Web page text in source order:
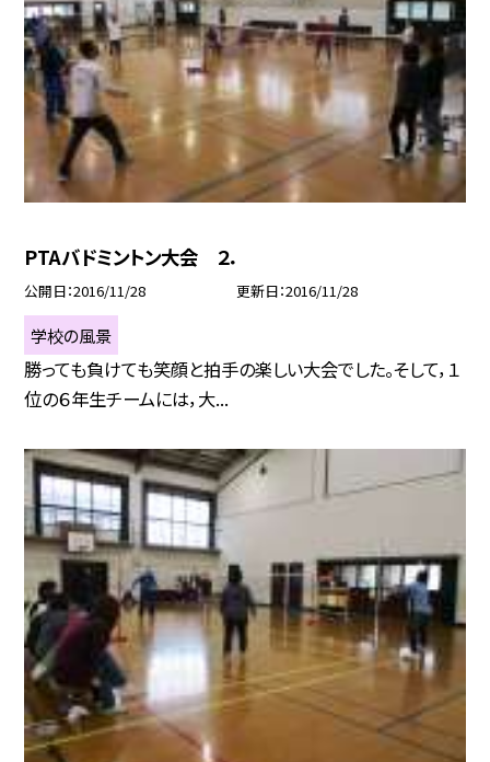
PTAバドミントン大会 ２．
公開日 2016/11/28 更新日 2016/11/28
学校の風景
勝っても負けても笑顔と拍手の楽しい大会でした。そして，１
位の６年生チームには，大...